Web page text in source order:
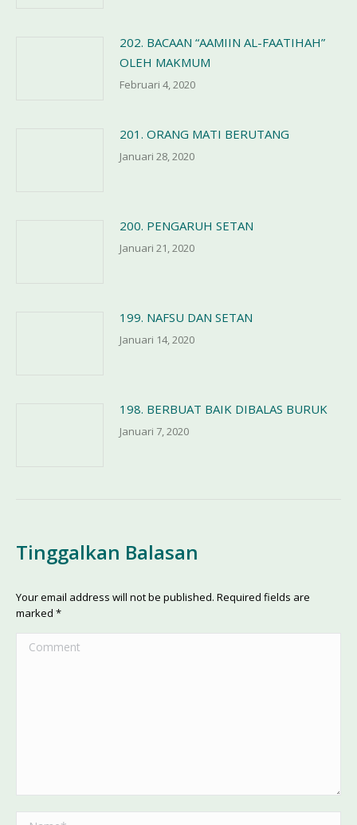
202. BACAAN “AAMIIN AL-FAATIHAH”
OLEH MAKMUM
Februari 4, 2020
201. ORANG MATI BERUTANG
Januari 28, 2020
200. PENGARUH SETAN
Januari 21, 2020
199. NAFSU DAN SETAN
Januari 14, 2020
198. BERBUAT BAIK DIBALAS BURUK
Januari 7, 2020
Tinggalkan Balasan
Your email address will not be published. Required fields are
marked *
Comment
Name *